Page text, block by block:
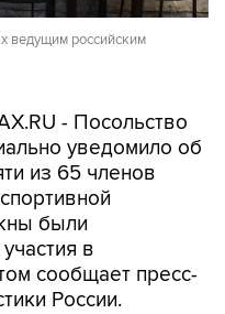
ведущим российским
- Посольство
уведомило об
из 65 членов
были
в
сообщает пресс-
России.